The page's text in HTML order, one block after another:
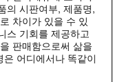
의 시판여부, 제품명,
차이가 있을 수 있
스 기회를 제공하고
판매함으로써 삶을
어디에서나 똑같이
루틴
모두 보기